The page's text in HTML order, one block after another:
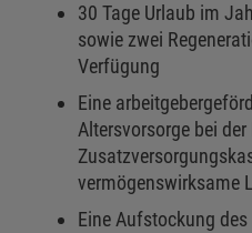
30 Tage Urlaub im
sowie zwei
Verfügung
Eine
Altersvorsorge bei
vermögenswirksame
Eine Aufstockung